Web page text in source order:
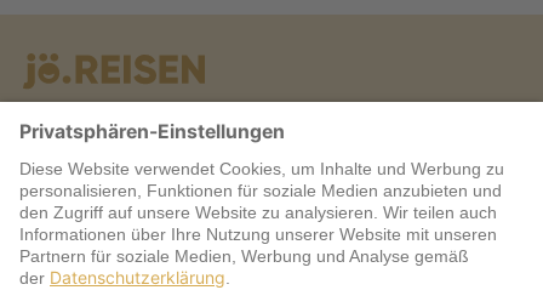
Warum jö?
Service